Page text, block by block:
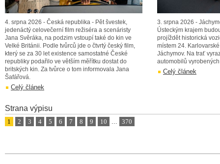
4. srpna 2026 - Česká republika - Pět švestek,
jedenáctý celovečerní film režiséra a scenáristy
Jana Svěráka, na podzim vstoupí také do kin ve
Velké Británii. Podle tvůrců jde o čtvrtý český film,
který se za 30 let existence samostatné České
republiky podařilo ve větším měřítku dostat do
britských kin. Za tvůrce o tom informovala Jana
Šafářová.
Celý článek
3. srpna 2026 -
Ústeckým krajem
projíždět historická
místem 24.
Jáchymov. Na trať
automobilů
Celý článek
Strana výpisu
1 2 3 4 5 6 7 8 9 10 ... 370